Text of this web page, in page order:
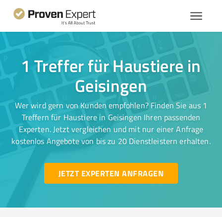
1 Treffer für Haustiere in
Geisingen
Wer wird gern von Kunden empfohlen? Finden Sie aus 1
Treffern für Haustiere in Geisingen Ihren passenden
Experten. Jetzt vergleichen und mit nur einer Anfrage
kostenlos Angebote von bis zu 20 Dienstleistern erhalten.
JETZT EXPERTEN ANFRAGEN